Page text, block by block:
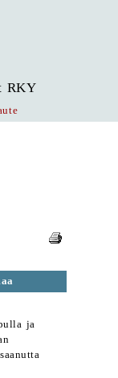
RKY
ja